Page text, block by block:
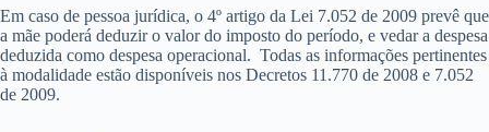
Em caso de pessoa jurídica, o 4º artigo da Lei 7.052 de 2009 prevê que
a mãe poderá deduzir o valor do imposto do período, e vedar a despesa
deduzida como despesa operacional. Todas as informações pertinentes
à modalidade estão disponíveis nos Decretos 11.770 de 2008 e 7.052
de 2009.